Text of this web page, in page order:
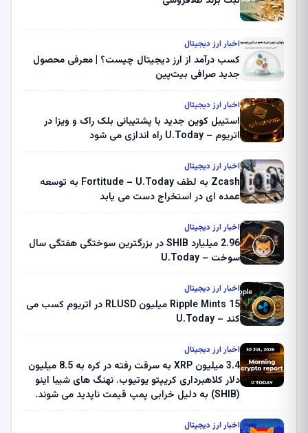
اخبار ارز دیجیتال
کسب درآمد از ارز دیجیتال چیست؟ | معرفی محصول
جدید صرافی بیت‌پین
اخبار ارز دیجیتال
استیبل کوین جدید با پشتیبانی بلک راک و ویزا در
اتریوم – U.Today راه اندازی می شود
اخبار ارز دیجیتال
Zcash به لطف Fortitude – U.Today به توسعه
عمده ای در استخراج دست می یابد
اخبار ارز دیجیتال
2.96 میلیارد SHIB در بزرگترین سوختگی هفتگی سال
سوخت – U.Today
اخبار ارز دیجیتال
Ripple Mints 15 میلیون RLUSD در اتریوم کسب می
کند – U.Today
اخبار ارز دیجیتال
3.4 میلیون XRP به سرقت رفته در کره به 8.5 میلیون
دلار کلاهبرداری کریپتو یوتیوب. نهنگ های شیبا اینو
(SHIB) به دلیل خرابی پمپ قیمت ناپدید می شوند.
ثبت کرد – گزارش کریپتو صبح – U.Today
اخبار ارز دیجیتال